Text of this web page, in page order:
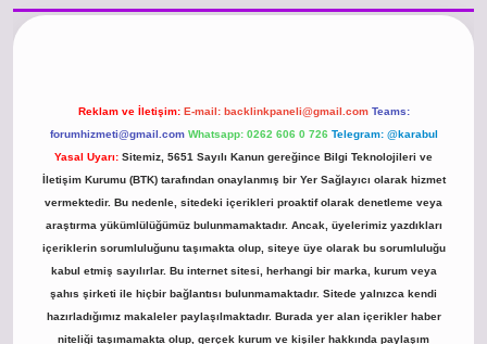
Reklam ve İletişim: E-mail: backlinkpaneli@gmail.com Teams:
forumhizmeti@gmail.com Whatsapp: 0262 606 0 726 Telegram: @karabul
Yasal Uyarı: Sitemiz, 5651 Sayılı Kanun gereğince Bilgi Teknolojileri ve
İletişim Kurumu (BTK) tarafından onaylanmış bir Yer Sağlayıcı olarak hizmet
vermektedir. Bu nedenle, sitedeki içerikleri proaktif olarak denetleme veya
araştırma yükümlülüğümüz bulunmamaktadır. Ancak, üyelerimiz yazdıkları
içeriklerin sorumluluğunu taşımakta olup, siteye üye olarak bu sorumluluğu
kabul etmiş sayılırlar. Bu internet sitesi, herhangi bir marka, kurum veya
şahıs şirketi ile hiçbir bağlantısı bulunmamaktadır. Sitede yalnızca kendi
hazırladığımız makaleler paylaşılmaktadır. Burada yer alan içerikler haber
niteliği taşımamakta olup, gerçek kurum ve kişiler hakkında paylaşım